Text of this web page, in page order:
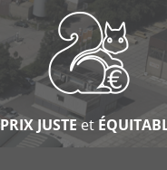
PRIX JUSTEet